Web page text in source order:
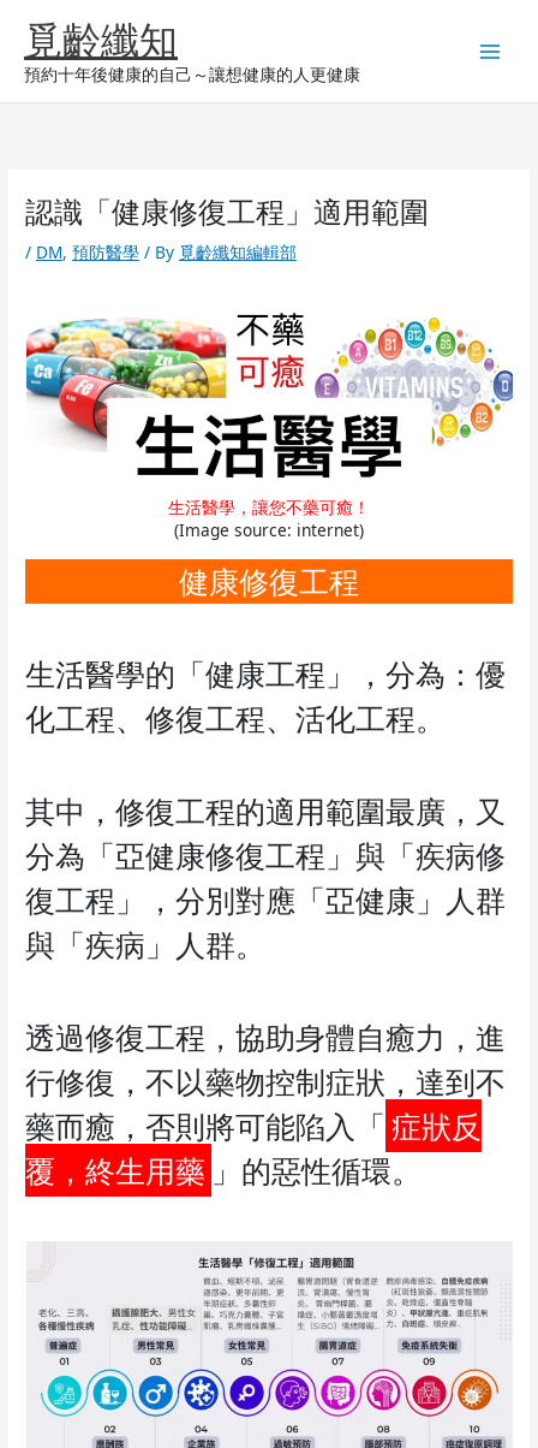
content覓齡纖知
預約十年後健康的自己～讓想健康的人更健康
認識「健康修復工程」適用範圍
/ DM,預防醫學 / By 覓齡纖知編輯部
生活醫學，讓您不藥可癒！
(Image source: internet)
健康修復工程
生活醫學的「健康工程」，分為：優
化工程、修復工程、活化工程。
其中，修復工程的適用範圍最廣，又
分為「亞健康修復工程」與「疾病修
復工程」，分別對應「亞健康」人群
與「疾病」人群。
透過修復工程，協助身體自癒力，進
行修復，不以藥物控制症狀，達到不
藥而癒，否則將可能陷入「 症狀反
覆，終生用藥 」的惡性循環。